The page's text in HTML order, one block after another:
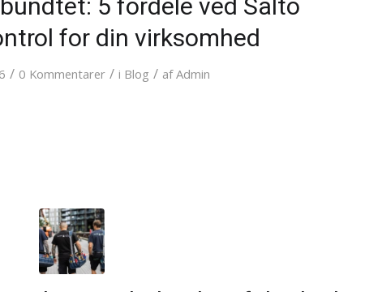
5 fordele ved Salto
for din virksomhed
/ 0 Kommentarer / i Blog / afAdmin